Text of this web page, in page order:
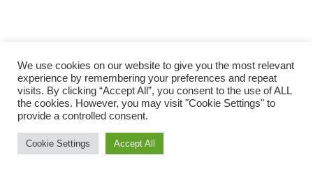
© 2014 Vivirsanos.com
We use cookies on our website to give you the most relevant
experience by remembering your preferences and repeat
visits. By clicking “Accept All”, you consent to the use of ALL
the cookies. However, you may visit "Cookie Settings" to
provide a controlled consent.
Cookie Settings Accept All